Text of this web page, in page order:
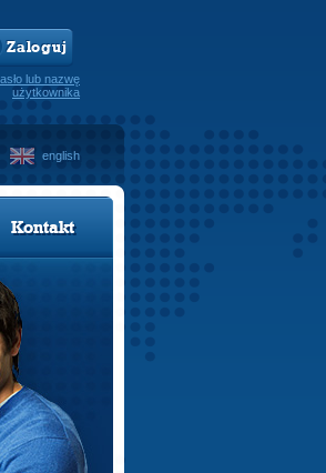
Zaloguj
lub nazwę
użytkownika
english
Kontakt